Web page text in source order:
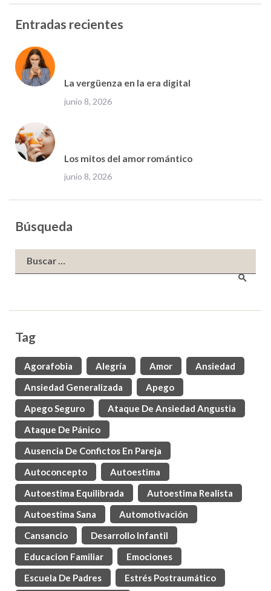
Entradas recientes
La vergüenza en la era digital
junio 8, 2026
Los mitos del amor romántico
junio 8, 2026
Búsqueda
Buscar:
Tag
Agorafobia Alegría Amor
Ansiedad
Ansiedad Generalizada
Apego
Apego Seguro
Ataque De Ansiedad Angustia
Ataque De Pánico
Ausencia De Confictos En Pareja
Autoconcepto
Autoestima
Autoestima Equilibrada
Autoestima Realista
Autoestima Sana
Automotivación
Cansancio
Desarrollo Infantil
Educacion Familiar
Emociones
Escuela De Padres
Estrés Postraumático